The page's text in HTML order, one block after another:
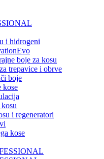
i hidrogeni
boje za kosu
trepavice i obrve
boje
kose
i regeneratori
kose